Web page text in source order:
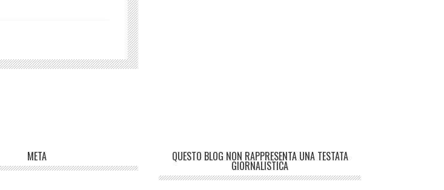
META QUESTO BLOG NON RAPPRESENTA UNA TESTATA
GIORNALISTICA